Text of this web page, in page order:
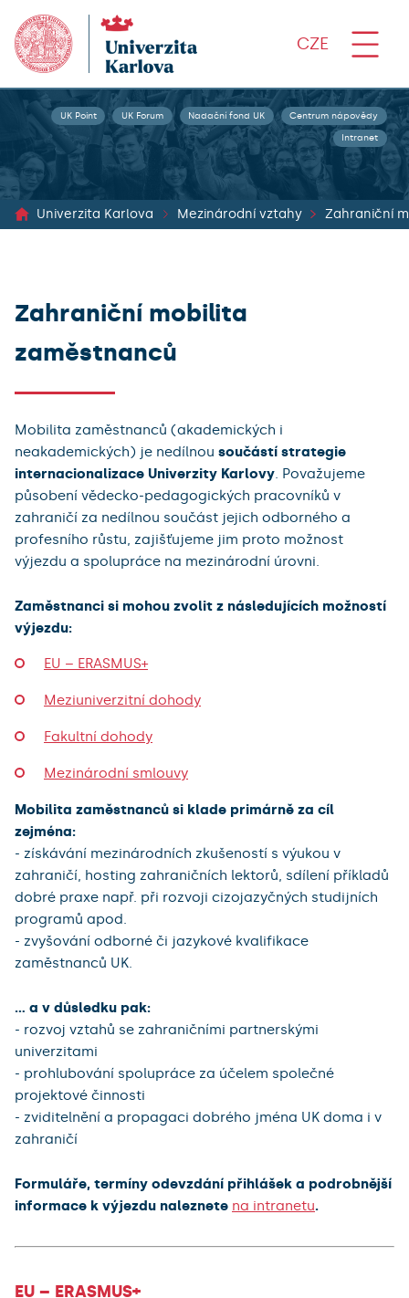
CZE
UK Point UK Forum Nadační fond UK Centrum nápovědy
Intranet
Univerzita Karlova Mezinárodní vztahy Zahraniční
Zahraniční mobilita
zaměstnanců
Mobilita zaměstnanců (akademických i
neakademických) je nedílnou součástí strategie
internacionalizace Univerzity Karlovy . Považujeme
působení vědecko-pedagogických pracovníků v
zahraničí za nedílnou součást jejich odborného a
profesního růstu, zajišťujeme jim proto možnost
výjezdu a spolupráce na mezinárodní úrovni.
Zaměstnanci si mohou zvolit z následujících možností
výjezdu:
EU – ERASMUS+
Meziuniverzitní dohody
Fakultní dohody
Mezinárodní smlouvy
Mobilita zaměstnanců si klade primárně za cíl
zejména:
- získávání mezinárodních zkušeností s výukou v
zahraničí, hosting zahraničních lektorů, sdílení příkladů
dobré praxe např. při rozvoji cizojazyčných studijních
programů apod.
- zvyšování odborné či jazykové kvalifikace
zaměstnanců UK.
... a v důsledku pak:
- rozvoj vztahů se zahraničními partnerskými
univerzitami
- prohlubování spolupráce za účelem společné
projektové činnosti
- zviditelnění a propagaci dobrého jména UK doma i v
zahraničí
Formuláře, termíny odevzdání přihlášek a podrobnější
informace k výjezdu naleznete na intranetu.
EU – ERASMUS+